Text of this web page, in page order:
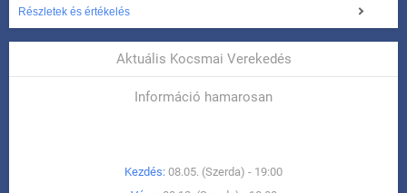
Részletek és értékelés
Aktuális Kocsmai Verekedés
Információ hamarosan
Kezdés: 08.05. (Szerda) - 19:00